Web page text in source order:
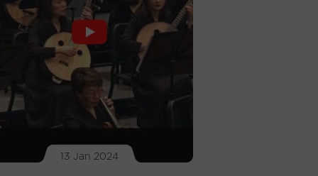
13 Jan 2024